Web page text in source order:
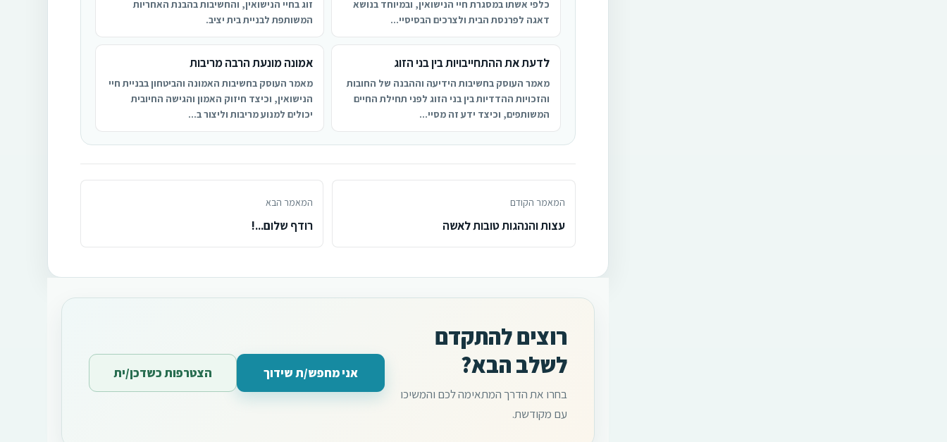
כלפי אשתו במסגרת חיי הנישואין, ובמיוחד בנושא
דאגה לפרנסת הבית ולצרכים הבסיסיי...
זוג בחיי הנישואין, והחשיבות בהבנת האחריות
המשותפת לבניית בית יציב.
לדעת את ההתחייבויות בין בני הזוג
מאמר העוסק בחשיבות הידיעה וההבנה של החובות
והזכויות ההדדיות בין בני הזוג לפני תחילת החיים
המשותפים, וכיצד ידע זה מסיי...
אמונה מונעת הרבה מריבות
מאמר העוסק בחשיבות האמונה והביטחון בבניית חיי
הנישואין, וכיצד חיזוק האמון והגישה החיובית
יכולים למנוע מריבות וליצור ב...
המאמר הקודם
עצות והנהגות טובות לאשה
המאמר הבא
רודף שלום...!
רוצים להתקדם
לשלב הבא?
בחרו את הדרך המתאימה לכם והמשיכו
עם מקודשת.
אני מחפש/ת שידוך הצטרפות כשדכן/ית